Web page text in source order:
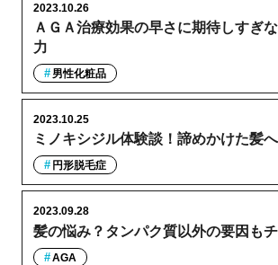
ＡＧＡ治療効果の早さに期待しすぎ
力
2023.10.26
男性化粧品
ミノキシジル体験談！諦めかけた髪
2023.10.25
円形脱毛症
髪の悩み？タンパク質以外の要因も
2023.09.28
AGA